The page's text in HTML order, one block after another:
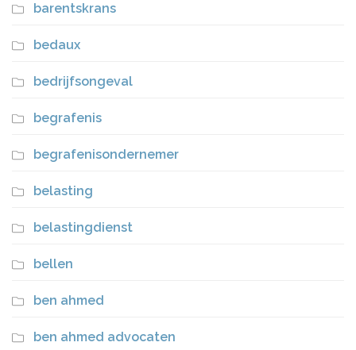
barentskrans
bedaux
bedrijfsongeval
begrafenis
begrafenisondernemer
belasting
belastingdienst
bellen
ben ahmed
ben ahmed advocaten